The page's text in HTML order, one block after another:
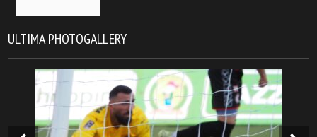
ULTIMA PHOTOGALLERY